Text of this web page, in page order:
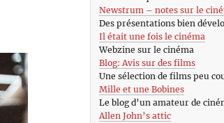
Newstrum – notes sur le
Des présentations bien
Il était une fois le cinéma
Webzine sur le cinéma
Blog: Avis sur des films
Une sélection de films peu
Mille et une Bobines
Le blog d’un amateur de
Allen John’s attic